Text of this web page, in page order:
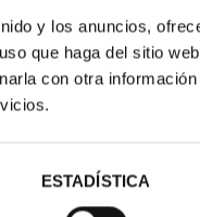
y los anuncios,
que haga del sitio
con otra
ESTADÍSTICA